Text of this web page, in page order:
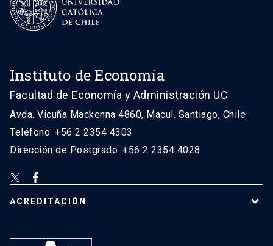
Instituto de Economía
Facultad de Economía y Administración UC
Avda. Vicuña Mackenna 4860, Macul. Santiago, Chile
Teléfono: +56 2 2354 4303
Dirección de Postgrado: +56 2 2354 4028
ACREDITACIÓN